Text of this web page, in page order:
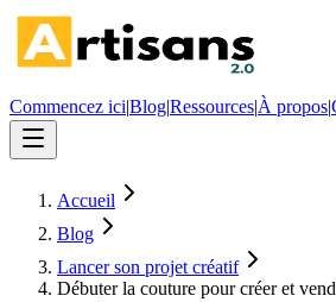
Commencez ici|Blog|Ressources|À propos|
Accueil
Blog
Lancer son projet créatif
Débuter la couture pour créer et